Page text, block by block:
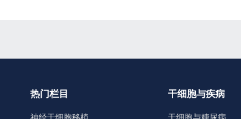
热门栏目 干细胞与疾病